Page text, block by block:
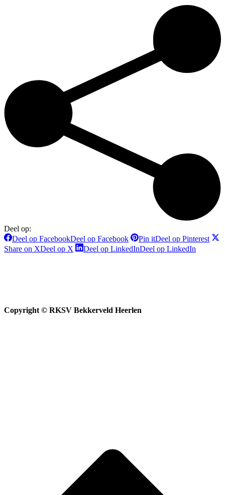
Deel op:
Deel op FacebookDeel op Facebook Pin itDeel op Pinterest
Share on XDeel op X Deel op LinkedInDeel op LinkedIn
Copyright © RKSV Bekkerveld Heerlen